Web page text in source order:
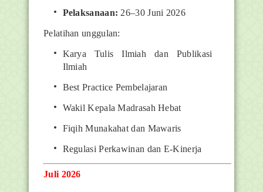
Pelaksanaan: 26–30 Juni 2026
Pelatihan unggulan:
Karya Tulis Ilmiah dan Publikasi
Ilmiah
Best Practice Pembelajaran
Wakil Kepala Madrasah Hebat
Fiqih Munakahat dan Mawaris
Regulasi Perkawinan dan E-Kinerja
Juli 2026